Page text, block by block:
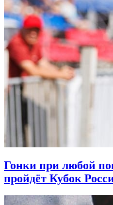
Гонки при любой
пройдёт Кубок